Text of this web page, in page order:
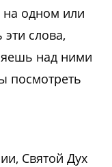
на одном или
слова,
над ними
посмотреть
Святой Дух